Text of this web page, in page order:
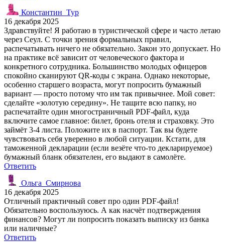
Константин_Тур
16 декабря 2025
Здравствуйте! Я работаю в туристической сфере и часто летаю
через Сеул. С точки зрения формальных правил,
распечатывать ничего не обязательно. Закон это допускает. Но
на практике всё зависит от человеческого фактора и
конкретного сотрудника. Большинство молодых офицеров
спокойно сканируют QR-коды с экрана. Однако некоторые,
особенно старшего возраста, могут попросить бумажный
вариант — просто потому что им так привычнее. Мой совет:
сделайте «золотую середину». Не тащите всю папку, но
распечатайте один многостраничный PDF-файл, куда
включите самое главное: билет, бронь отеля и страховку. Это
займёт 3-4 листа. Положите их в паспорт. Так вы будете
чувствовать себя уверенно в любой ситуации. Кстати, для
таможенной декларации (если везёте что-то декларируемое)
бумажный бланк обязателен, его выдают в самолёте.
Ответить
Ольга_Смирнова
16 декабря 2025
Отличный практичный совет про один PDF-файл!
Обязательно воспользуюсь. А как насчёт подтверждения
финансов? Могут ли попросить показать выписку из банка
или наличные?
Ответить